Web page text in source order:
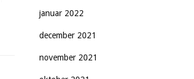
januar 2022
december 2021
november 2021